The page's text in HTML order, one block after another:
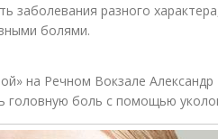
заболевания разного
болями.
на Речном Вокзале
головную боль с помощью